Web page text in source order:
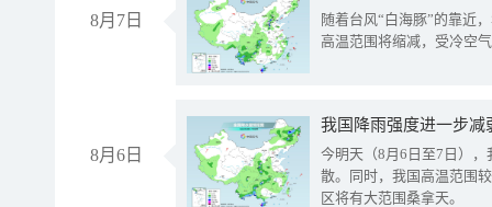
8月7日
随着台风“白海豚”的靠近
高温范围将缩减，受冷空
8月6日
今明天（8月6日至7日）
散。同时，我国高温范围
区将有大范围桑拿天。